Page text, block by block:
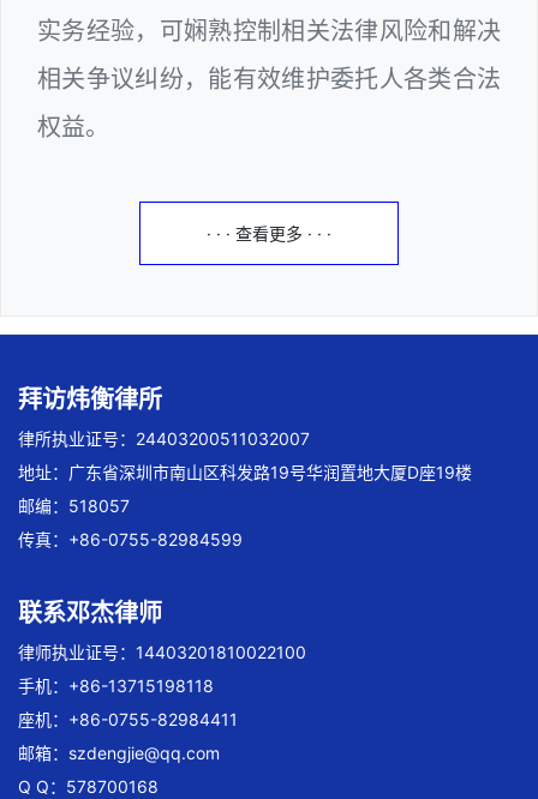
实务经验，可娴熟控制相关法律风险和解决
相关争议纠纷，能有效维护委托人各类合法
权益。
· · · 查看更多 · · ·
拜访炜衡律所
律所执业证号：24403200511032007
地址：广东省深圳市南山区科发路19号华润置地大厦D座19楼
邮编：518057
传真：+86-0755-82984599
联系邓杰律师
律师执业证号：14403201810022100
手机：+86-13715198118
座机：+86-0755-82984411
邮箱： szdengjie@qq.com
Q Q：578700168